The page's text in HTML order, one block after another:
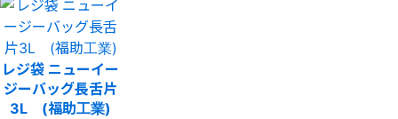
レジ袋 ニューイー
ジーバッグ長舌片
3L (福助工業)